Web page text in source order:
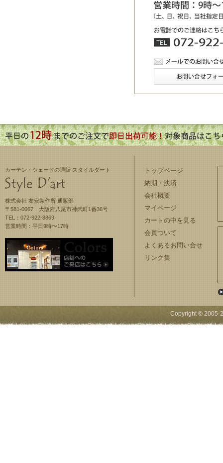
カーテン・シェードの通販 スタイルダート
株式会社 友安製作所 通販部
〒581-0067 大阪府八尾市神武町1番36号
TEL：072-922-8869
営業時間：平日9時〜17時
トップページ
納期・決済
会社概要
マイページ
カートの中を見る
会員ついて
よくあるお問い合せ
リンク集
Copyright © 2005-